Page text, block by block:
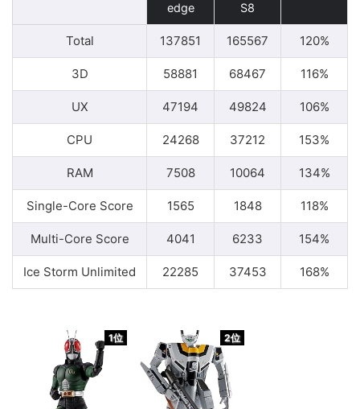
edge
S8
Total 137851 165567 120%
3D 58881 68467 116%
UX 47194 49824 106%
CPU 24268 37212 153%
RAM 7508 10064 134%
Single-Core Score 1565 1848 118%
Multi-Core Score 4041 6233 154%
Ice Storm Unlimited 22285 37453 168%
1位 2位